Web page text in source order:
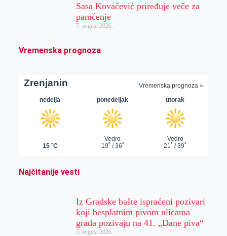
Sasa Kovačević priređuje veče za
pamćenje
7. avgust 2026.
Vremenska prognoza
Najčitanije vesti
Iz Gradske bašte ispraćeni pozivari
koji besplatnim pivom ulicama
grada pozivaju na 41. „Dane piva“
5. avgust 2026.